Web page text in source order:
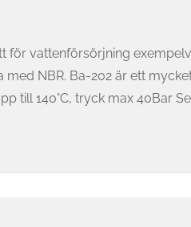
vattenförsörjning
NBR. Ba-202 är ett
till 140°C, tryck max 40Bar